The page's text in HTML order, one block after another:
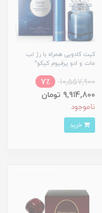
کیت کادویی همراه با رژ لب
مات و ادو پرفیوم کیکو^
10,557,900
7٪
9,914,800 تومان
ناموجود